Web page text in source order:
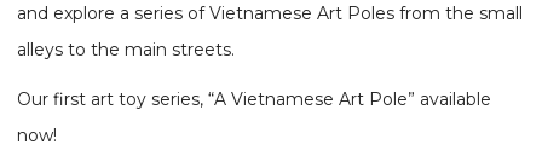
and explore a series of Vietnamese Art Poles from the small
alleys to the main streets.
Our first art toy series, “A Vietnamese Art Pole” available
now!